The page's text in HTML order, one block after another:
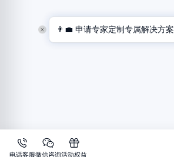
👨‍💼 申请专家定制专属解决方案
电话客服微信咨询活动权益